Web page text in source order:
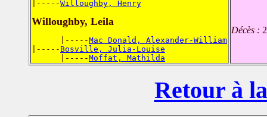
|-----Willoughby, Henry
Willoughby, Leila
      |-----
Mac Donald, Alexander-William
|----- Bosville, Julia-Louise
      |-----
Moffat, Mathilda
Décès :
Retour à